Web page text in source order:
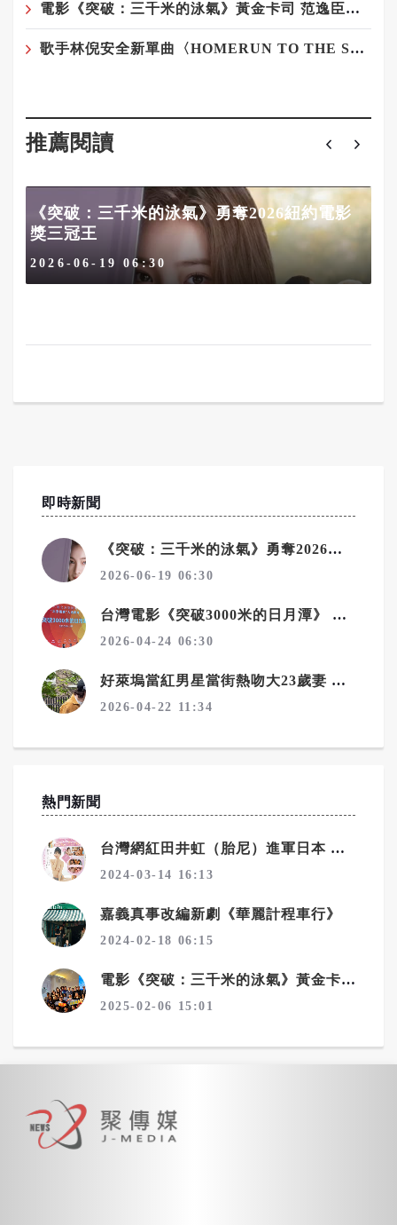
電影《突破：三千米的泳氣》黃金卡司 范逸臣、言承旭、春風、蕭煌奇演出
歌手林倪安全新單曲〈HOMERUN TO THE SKY〉正式推出
推薦閱讀
《突破：三千米的泳氣》勇奪2026紐約電影
獎三冠王
2026-06-19 06:30
即時新聞
《突破：三千米的泳氣》勇奪2026紐約電影獎三冠王
2026-06-19 06:30
台灣電影《突破3000米的日月潭》 入選北京國際電影節展映影片
2026-04-24 06:30
好萊塢當紅男星當街熱吻大23歲妻 霸氣享受姊弟戀
2026-04-22 11:34
熱門新聞
台灣網紅田井虹（胎尼）進軍日本 奧視取得獨家授權 震撼曝光
2024-03-14 16:13
嘉義真事改編新劇《華麗計程車行》
2024-02-18 06:15
電影《突破：三千米的泳氣》黃金卡司 范逸臣、言承旭、春風、蕭煌奇演出
2025-02-06 15:01